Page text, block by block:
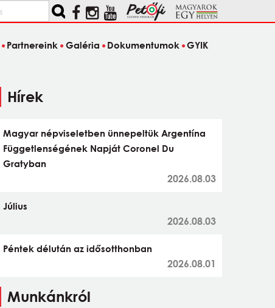
Partnereink Galéria Dokumentumok GYIK
Hírek
Magyar népviseletben ünnepeltük Argentína
Függetlenségének Napját Coronel Du
Gratyban
2026.08.03
Július
2026.08.03
Péntek délután az idősotthonban
2026.08.01
Munkánkról